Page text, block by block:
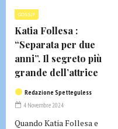
GOSSIP
Katia Follesa :
“Separata per due
anni”. Il segreto più
grande dell’attrice
Redazione Spetteguless
4 Novembre 2024
Quando Katia Follesa e